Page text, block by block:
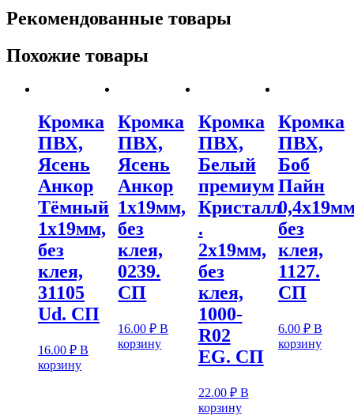
Рекомендованные товары
Похожие товары
Кромка
ПВХ,
Ясень
Анкор
Тёмный
1х19мм,
без
клея,
31105
Ud. СП
16.00 ₽ В
корзину
Кромка
ПВХ,
Ясень
Анкор
1х19мм,
без
клея,
0239.
СП
16.00₽ В
корзину
Кромка
ПВХ,
Белый
премиум
Кристалл
.
2х19мм,
без
клея,
1000-
R02
EG. СП
22.00 ₽ В
корзину
Кромка
ПВХ,
Боб
Пайн
без
клея,
1127.
СП
6.00 ₽ В
корзину